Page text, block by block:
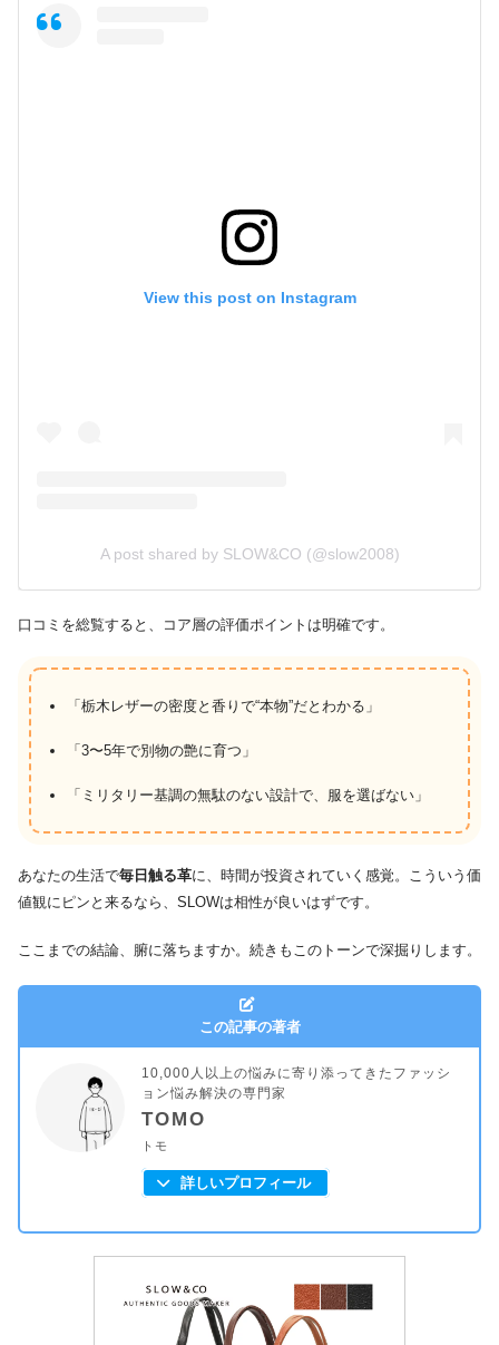
View this post on Instagram
A post shared by SLOW&CO (@slow2008)
口コミを総覧すると、コア層の評価ポイントは明確です。
「栃木レザーの密度と香りで“本物”だとわかる」
「3〜5年で別物の艶に育つ」
「ミリタリー基調の無駄のない設計で、服を選ばない」
あなたの生活で毎日触る革に、時間が投資されていく感覚。こういう価
値観にピンと来るなら、SLOWは相性が良いはずです。
ここまでの結論、腑に落ちますか。続きもこのトーンで深掘りします。
この記事の著者
10,000人以上の悩みに寄り添ってきたファッシ
ョン悩み解決の専門家
TOMO
トモ
詳しいプロフィール